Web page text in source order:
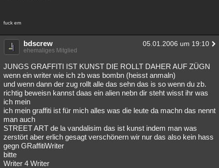
fuck em
bdscrew 05.01.2006 um 19:10
ehemaliges Mitglied
JUNGS GRAFFITI IST KUNST DIE ROLLT DAHER AUF ZÜGN
wenn ein writer wie ich zb was bombn (heisst anmaln)
und wenn dann der zug rollt alle das sehn das is so wenn du zb.
richtig beweisn kannst daas ein alien nebn dir steht wisst ihr was
ich mein
ich mein graffiti ist für mich alles was die leute da machn das nennt
man auch
STREET ART de la vandalisim das ist kunst indem man was
zerstört aber erlich gesagt verschönern wir nur das also kein hass
gegn GRaffitiWriter
bitte
Writer 4 Writer